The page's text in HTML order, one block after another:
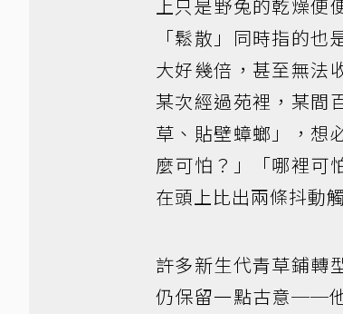
上只是野兔的乾燥便
「鬆散」同時指的
大好幾倍，甚至無
某次經過苑裡，某間
草、貼壁蟑螂」，想
麼可怕？」「哪裡可
在頭上比出兩條抖動
許多新生代青草鋪轉
仍保留一點古意──